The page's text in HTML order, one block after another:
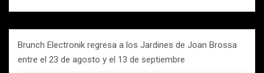
Brunch Electronik regresa a los Jardines de Joan Brossa
entre el 23 de agosto y el 13 de septiembre